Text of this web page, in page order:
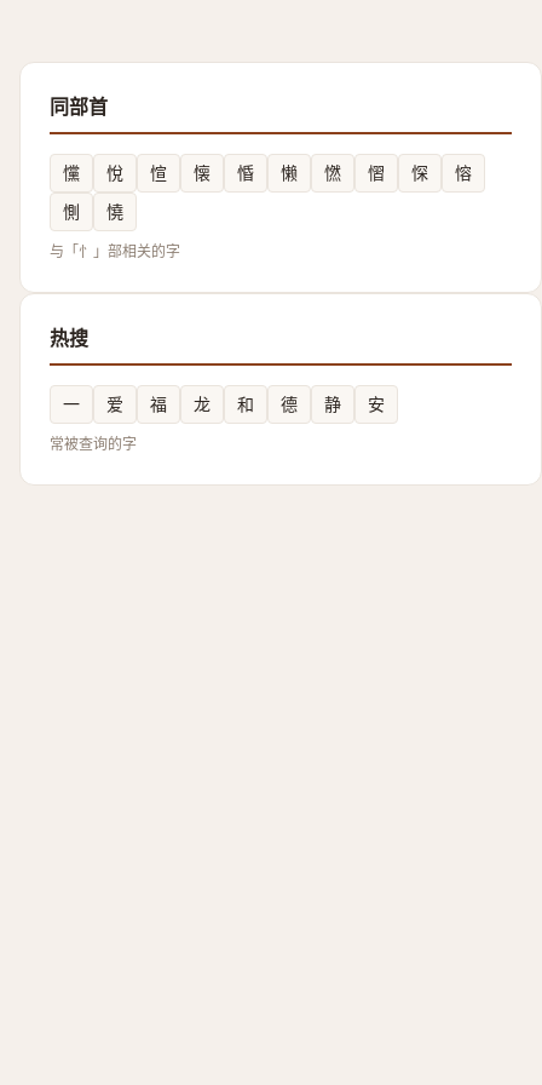
同部首
戃 悅 愃 懐 惛 懒 㦓 慴 㤾
愹
惻
憢
与「忄」部相关的字
热搜
一 爱 福 龙 和 德 静 安
常被查询的字